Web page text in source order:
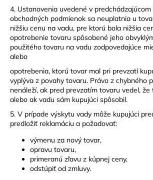
4. Ustanovenia uvedené v predchádzajúcom
obchodných podmienok sa neuplatnia u
nižšiu cenu na vadu, pre ktorú bola nižšia
opotrebenie tovaru spôsobené jeho
použitého tovaru na vadu zodpovedajúce
alebo
opotrebenia, ktorú tovar mal pri prevzatí
vyplýva z povahy tovaru. Právo z chybného
nenáleží, ak pred prevzatím tovaru vedel, že
alebo ak vadu sám kupujúci spôsobil.
5. V prípade výskytu vady môže kupujúci
predložiť reklamáciu a požadovať:
výmenu za nový tovar,
opravu tovaru,
primeranú zľavu z kúpnej ceny,
odstúpiť od zmluvy.